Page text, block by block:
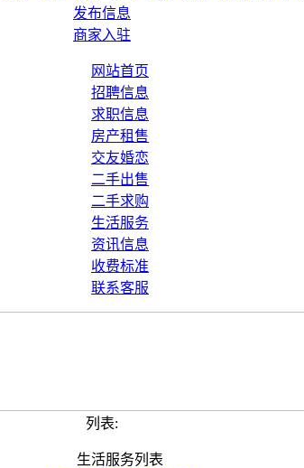
发布信息
商家入驻
网站首页
招聘信息
求职信息
房产租售
交友婚恋
二手出售
二手求购
生活服务
资讯信息
收费标准
联系客服
列表:
生活服务列表